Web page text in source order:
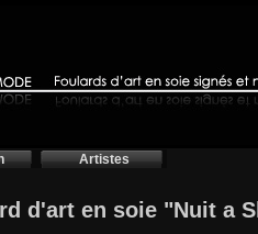
Artistes
d'art en soie "Nuit a